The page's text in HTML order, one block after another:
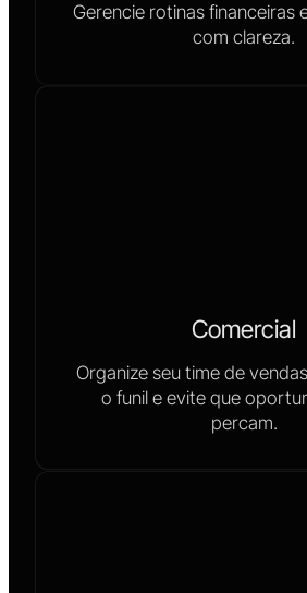
Gerencie rotinas financeiras
com clareza.
Comercial
Organize seu time de
o funil e evite que
percam.